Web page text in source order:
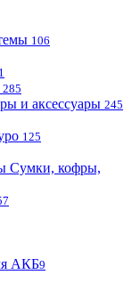
106
285
и аксессуары 245
125
Сумки, кофры,
АКБ9